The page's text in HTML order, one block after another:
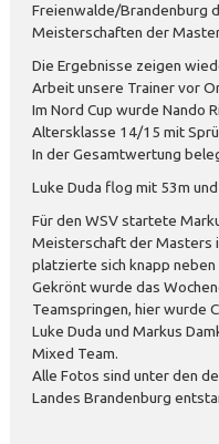
Freienwalde/Brandenburg
Meisterschaften der
Die Ergebnisse zeigen
Arbeit unsere Trainer vor
Im Nord Cup wurde Nando
Altersklasse 14/15 mit
In der Gesamtwertung
Luke Duda flog mit 53m
Für den WSV startete
Meisterschaft der Masters
platzierte sich knapp
Gekrönt wurde das
Teamspringen, hier wurde
Luke Duda und Markus
Mixed Team.
Alle Fotos sind unter den
Landes Brandenburg